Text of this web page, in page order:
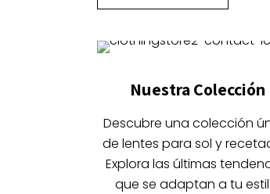
variantes.
pueden
elegir
en
la
página
Nuestra Colección
Descubre una colección
de lentes para sol y
Explora las últimas
que se adaptan a tu